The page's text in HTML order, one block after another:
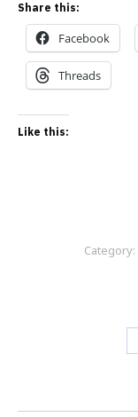
Share this:
Facebook
Threads
Like this:
Category: